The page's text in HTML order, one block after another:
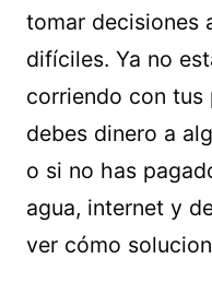
tomar decisiones
difíciles. Ya no
corriendo con tus
debes dinero a
o si no has
agua, internet y
ver cómo